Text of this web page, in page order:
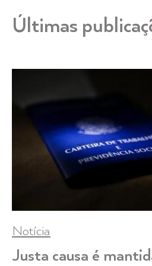
Últimas
Notícia
Justa causa é